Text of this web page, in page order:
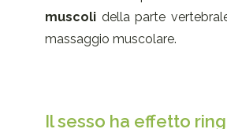
muscoli della parte
massaggio muscolare.
Il sesso ha effetto